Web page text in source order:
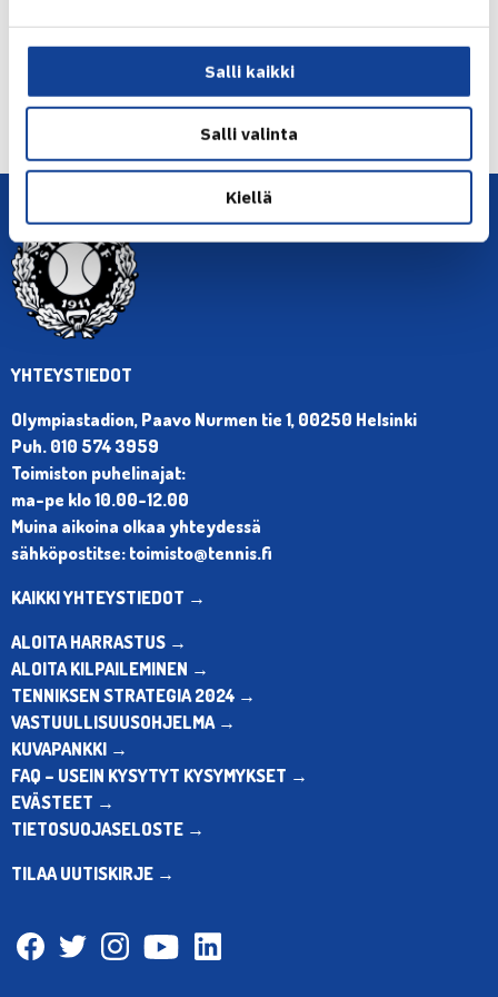
Salli kaikki
Salli valinta
Kiellä
Seuraava uutinen: Hsu pysäytti Piia… →
YHTEYSTIEDOT
Olympiastadion, Paavo Nurmen tie 1, 00250 Helsinki
Puh. 010 574 3959
Toimiston puhelinajat:
ma-pe klo 10.00-12.00
Muina aikoina olkaa yhteydessä
sähköpostitse: toimisto@tennis.fi
KAIKKI YHTEYSTIEDOT →
ALOITA HARRASTUS →
ALOITA KILPAILEMINEN →
TENNIKSEN STRATEGIA 2024 →
VASTUULLISUUSOHJELMA →
KUVAPANKKI →
FAQ – USEIN KYSYTYT KYSYMYKSET →
EVÄSTEET →
TIETOSUOJASELOSTE →
TILAA UUTISKIRJE →